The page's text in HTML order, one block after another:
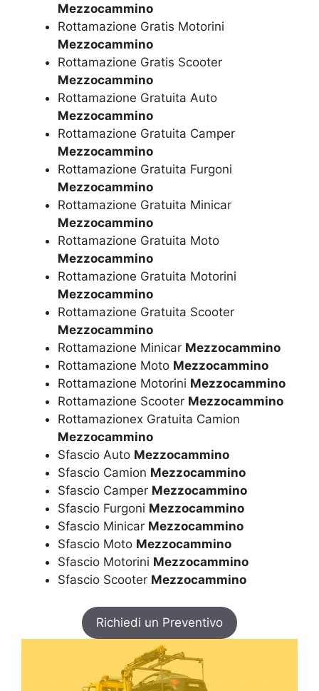
Mezzocammino
Rottamazione Gratis Motorini
Mezzocammino
Rottamazione Gratis Scooter
Mezzocammino
Rottamazione Gratuita Auto
Mezzocammino
Rottamazione Gratuita Camper
Mezzocammino
Rottamazione Gratuita Furgoni
Mezzocammino
Rottamazione Gratuita Minicar
Mezzocammino
Rottamazione Gratuita Moto
Mezzocammino
Rottamazione Gratuita Motorini
Mezzocammino
Rottamazione Gratuita Scooter
Mezzocammino
Rottamazione Minicar Mezzocammino
Rottamazione Moto Mezzocammino
Rottamazione Motorini Mezzocammino
Rottamazione Scooter Mezzocammino
Rottamazionex Gratuita Camion
Mezzocammino
Sfascio Auto Mezzocammino
Sfascio Camion Mezzocammino
Sfascio Camper Mezzocammino
Sfascio Furgoni Mezzocammino
Sfascio Minicar Mezzocammino
Sfascio Moto Mezzocammino
Sfascio Motorini Mezzocammino
Sfascio Scooter Mezzocammino
Richiedi un Preventivo